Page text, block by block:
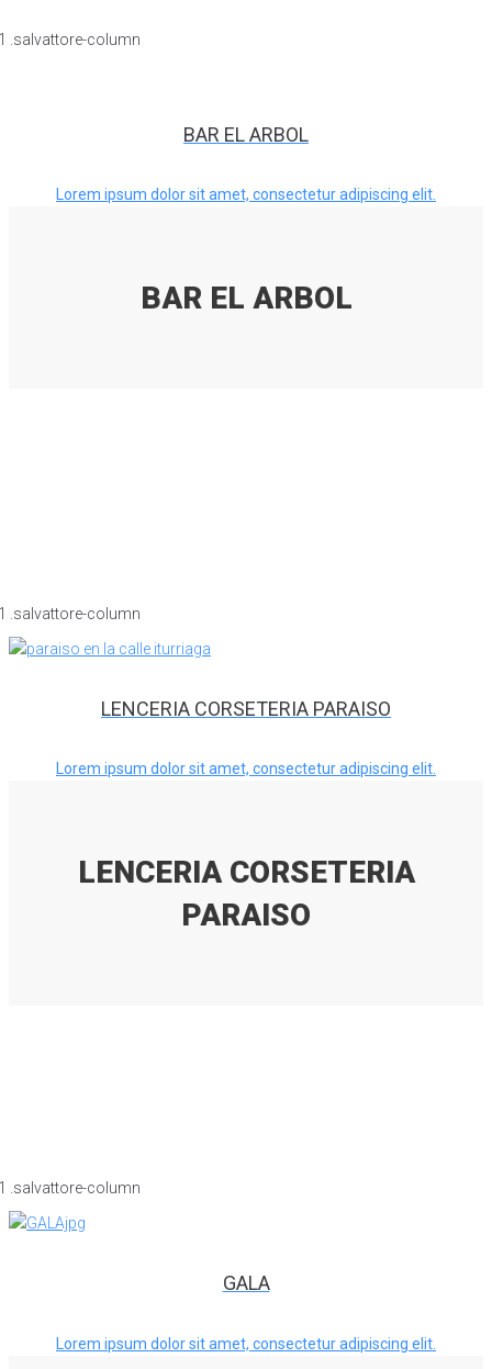
BAR EL ARBOL
Lorem ipsum dolor sit amet, consectetur adipiscing elit.
BAR EL ARBOL
LENCERIA CORSETERIA PARAISO
Lorem ipsum dolor sit amet, consectetur adipiscing elit.
LENCERIA CORSETERIA
PARAISO
GALA
Lorem ipsum dolor sit amet, consectetur adipiscing elit.